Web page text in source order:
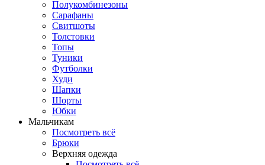
Полукомбинезоны
Сарафаны
Свитшоты
Толстовки
Топы
Туники
Футболки
Худи
Шапки
Шорты
Юбки
Мальчикам
Посмотреть всё
Брюки
Верхняя одежда